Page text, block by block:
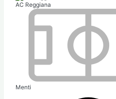
AC Reggiana
Menti